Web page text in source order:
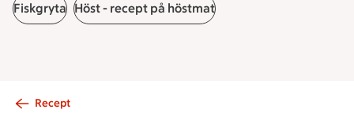
Fiskgryta Höst - recept på höstmat
Recept